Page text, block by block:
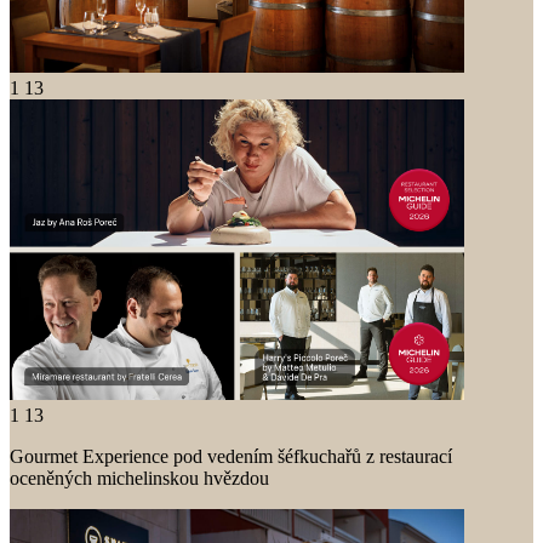
1 13
1 13
Gourmet Experience pod vedením šéfkuchařů z restaurací
oceněných michelinskou hvězdou